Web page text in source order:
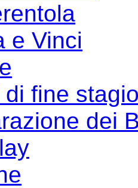
e Vinci
di fine
dei